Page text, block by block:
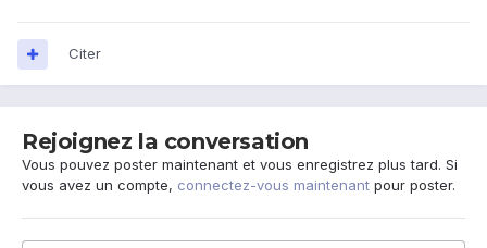
Citer
Rejoignez la conversation
Vous pouvez poster maintenant et vous enregistrez plus tard. Si
vous avez un compte, connectez-vous maintenant pour poster.